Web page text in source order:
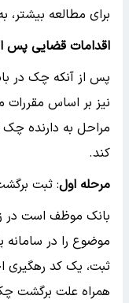
برای مطالعه بیشتر،
اقدامات قضایی پس
پس از آنکه چک در
نیز بر اساس
مراحل به دارنده
کند.
مرحله اول: ثبت
بانک موظف است در
موضوع را در سامانه
ثبت، یک کد
همراه علت برگشت